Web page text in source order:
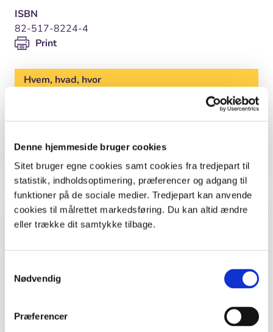
Denne hjemmeside bruger cookies
Sitet bruger egne cookies samt cookies fra tredjepart til
statistik, indholdsoptimering, præferencer og adgang til
funktioner på de sociale medier. Tredjepart kan anvende
cookies til målrettet markedsføring. Du kan altid ændre
eller trække dit samtykke tilbage.
Nødvendig
Præferencer
ISBN
82-517-8224-4
Print
Hvem, hvad, hvor
Sted
Skov
Kolofon
Anmeldelse: Malene Bendix